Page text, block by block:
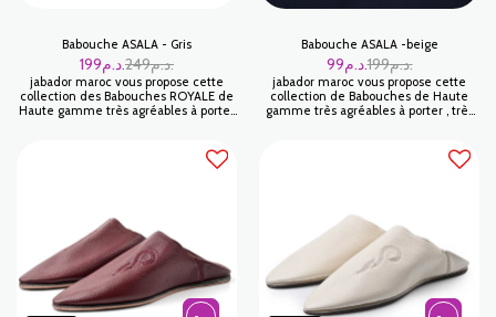
Babouche ASALA - Gris
249 د.م. 199 د.م.
jabador maroc vous propose cette
collection des Babouches ROYALE de
Haute gamme très agréables à porter
Babouche ASALA -beige
199 د.م. 99 د.م.
jabador maroc vous propose cette
collection de Babouches de Haute
gamme très agréables à porter , très